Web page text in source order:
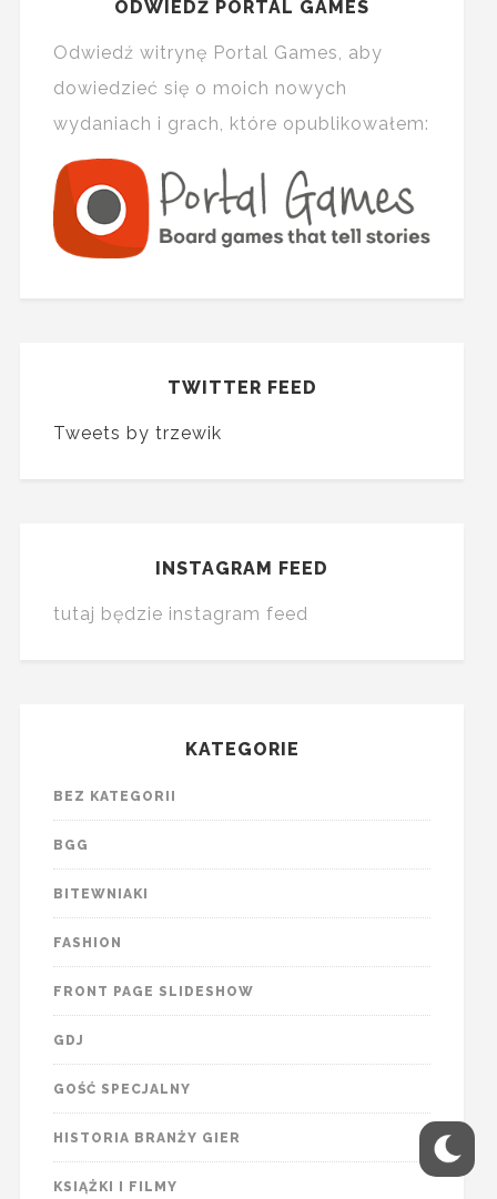
ODWIEDŹ PORTAL GAMES
Odwiedź witrynę Portal Games, aby
dowiedzieć się o moich nowych
wydaniach i grach, które opublikowałem:
TWITTER FEED
Tweets by trzewik
INSTAGRAM FEED
tutaj będzie instagram feed
KATEGORIE
BEZ KATEGORII
BGG
BITEWNIAKI
FASHION
FRONT PAGE SLIDESHOW
GDJ
GOŚĆ SPECJALNY
HISTORIA BRANŻY GIER
KSIĄŻKI I FILMY